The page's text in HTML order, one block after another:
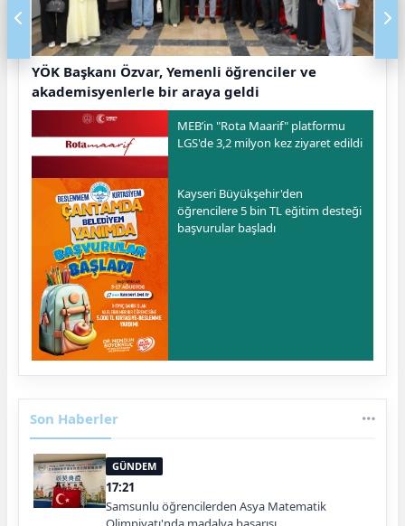
YÖK Başkanı Özvar, Yemenli öğrenciler ve
akademisyenlerle bir araya geldi
MEB’in "Rota Maarif" platformu
LGS'de 3,2 milyon kez ziyaret edildi
Kayseri Büyükşehir'den
öğrencilere 5 bin TL eğitim desteği
başvurular başladı
Son Haberler
GÜNDEM
17:21
Samsunlu öğrencilerden Asya Matematik